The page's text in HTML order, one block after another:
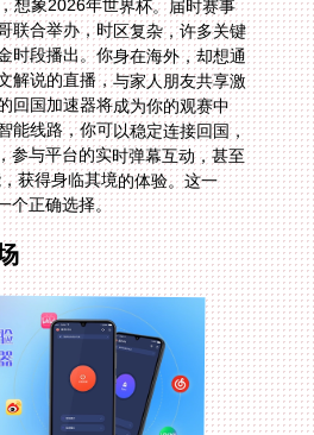
想象2026年世界杯。届时赛事
联合举办，时区复杂，许多关键
时段播出。你身在海外，却想通
解说的直播，与家人朋友共享激
回国加速器将成为你的观赛中
能线路，你可以稳定连接回国，
参与平台的实时弹幕互动，甚至
，获得身临其境的体验。这一
个正确选择。